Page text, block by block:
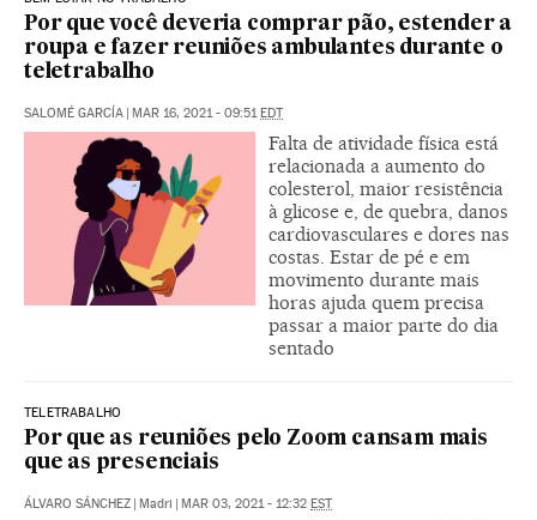
Por que você deveria comprar pão, estender a
roupa e fazer reuniões ambulantes durante o
teletrabalho
SALOMÉ GARCÍA | MAR 16, 2021 - 09:51EDT
Falta de atividade física está
relacionada a aumento do
colesterol, maior resistência
à glicose e, de quebra, danos
cardiovasculares e dores nas
costas. Estar de pé e em
movimento durante mais
horas ajuda quem precisa
passar a maior parte do dia
sentado
TELETRABALHO
Por que as reuniões pelo Zoom cansam mais
que as presenciais
ÁLVARO SÁNCHEZ | Madri | MAR 03, 2021 - 12:32 EST